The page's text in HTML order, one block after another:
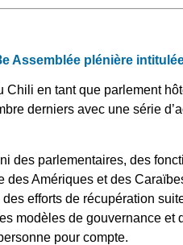
Assemblée plénière
Chili en tant que parlement
derniers avec une série
des parlementaires, des
des Amériques et des
efforts de récupération
modèles de gouvernance
pour compte.